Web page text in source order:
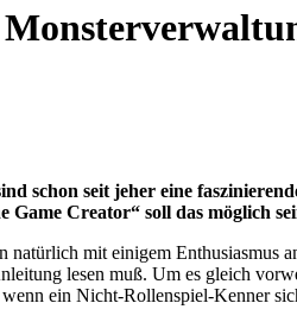
schon seit jeher eine
Game Creator“ soll das möglich
mit einigem Enthusiasmus
lesen muß. Um es gleich
ein Nicht-Rollenspiel-Kenner